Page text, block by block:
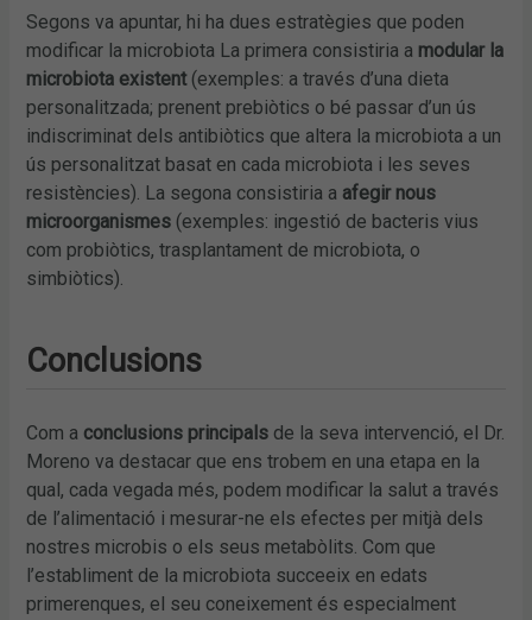
Segons va apuntar, hi ha dues estratègies que poden
modificar la microbiota La primera consistiria a modular la
microbiota existent (exemples: a través d’una dieta
personalitzada; prenent prebiòtics o bé passar d’un ús
indiscriminat dels antibiòtics que altera la microbiota a un
ús personalitzat basat en cada microbiota i les seves
resistències). La segona consistiria a afegir nous
microorganismes (exemples: ingestió de bacteris vius
com probiòtics, trasplantament de microbiota, o
simbiòtics).
Conclusions
Com a conclusions principals de la seva intervenció, el Dr.
Moreno va destacar que ens trobem en una etapa en la
qual, cada vegada més, podem modificar la salut a través
de l’alimentació i mesurar-ne els efectes per mitjà dels
nostres microbis o els seus metabòlits. Com que
l’establiment de la microbiota succeeix en edats
primerenques, el seu coneixement és especialment